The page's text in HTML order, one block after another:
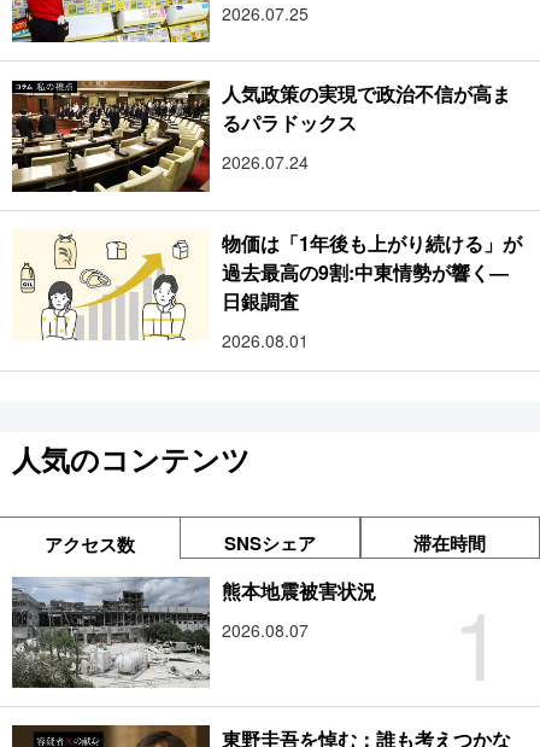
2026.07.25
人気政策の実現で政治不信が高ま
るパラドックス
2026.07.24
物価は「1年後も上がり続ける」が
過去最高の9割:中東情勢が響く―
日銀調査
2026.08.01
人気のコンテンツ
アクセス数 SNSシェア 滞在時間
1
熊本地震被害状況
2026.08.07
東野圭吾を悼む：誰も考えつかな